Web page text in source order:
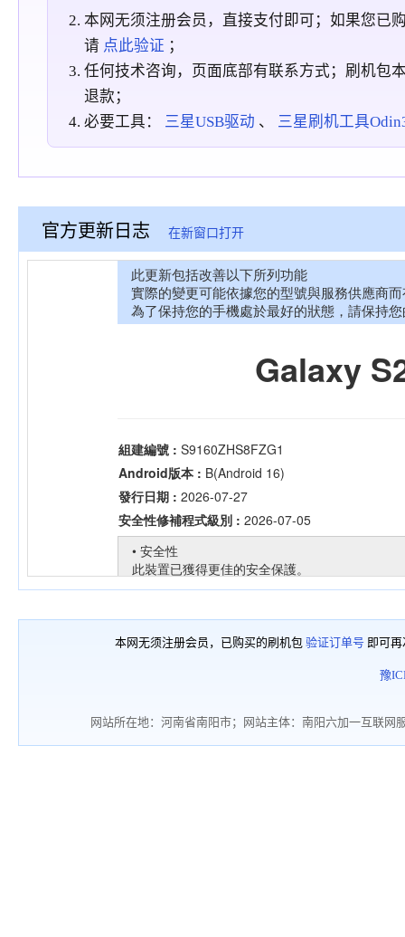
本网无须注册会员，直接支付即可；如果您已
请 点此验证 ；
任何技术咨询，页面底部有联系方式；刷机包
退款；
必要工具： 三星USB驱动 、 三星刷机工具
官方更新日志 在新窗口打开
本网无须注册会员，已购买的刷机包 验证订单号 即可
豫
网站所在地：河南省南阳市；网站主体：南阳六加一互联